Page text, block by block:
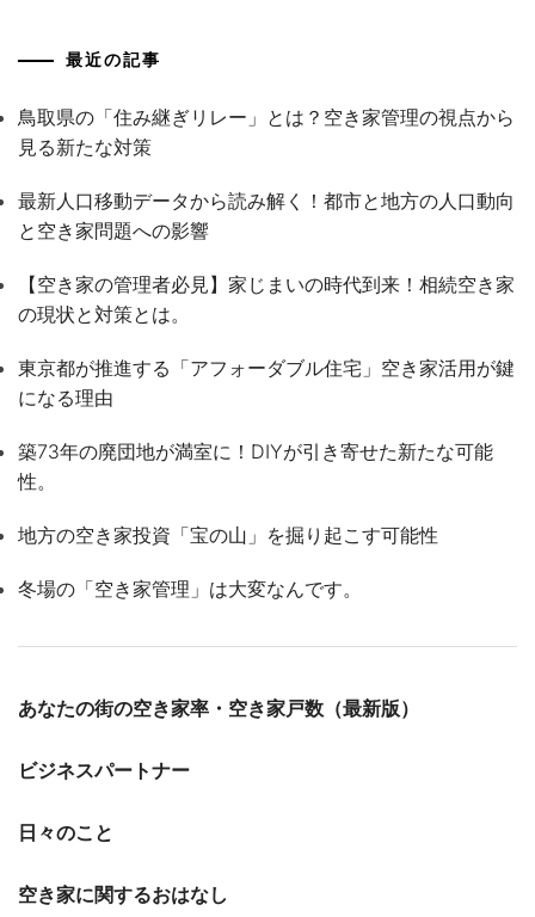
最近の記事
鳥取県の「住み継ぎリレー」とは？空き家管理の視点から
見る新たな対策
最新人口移動データから読み解く！都市と地方の人口動向
と空き家問題への影響
【空き家の管理者必見】家じまいの時代到来！相続空き家
の現状と対策とは。
東京都が推進する「アフォーダブル住宅」空き家活用が鍵
になる理由
築73年の廃団地が満室に！DIYが引き寄せた新たな可能
性。
地方の空き家投資「宝の山」を掘り起こす可能性
冬場の「空き家管理」は大変なんです。
あなたの街の空き家率・空き家戸数（最新版）
ビジネスパートナー
日々のこと
空き家に関するおはなし